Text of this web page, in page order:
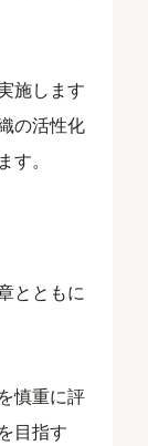
施します
の活性化
。
とともに
慎重に評
目指す